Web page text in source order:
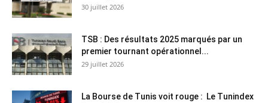
30 juillet 2026
TSB : Des résultats 2025 marqués par un
premier tournant opérationnel...
29 juillet 2026
La Bourse de Tunis voit rouge : Le Tunindex